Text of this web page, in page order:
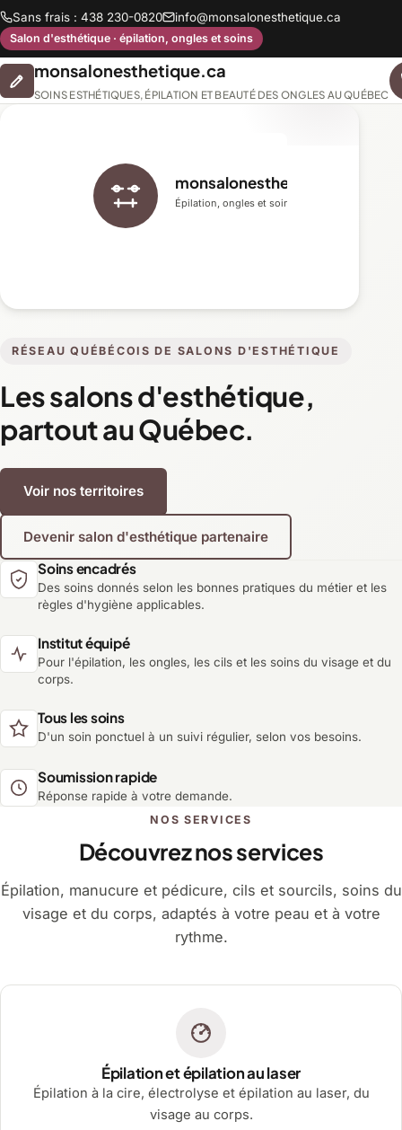
Sans frais : 438 230-0820 info@monsalonesthetique.ca
Salon d'esthétique · épilation, ongles et soins
monsalonesthetique.ca
SOINS ESTHÉTIQUES, ÉPILATION ET BEAUTÉ DES ONGLES AU QUÉBEC
RÉSEAU QUÉBÉCOIS DE SALONS D'ESTHÉTIQUE
Les salons d'esthétique,
partout au Québec.
Voir nos territoires
Devenir salon d'esthétique partenaire
monsalonesthetique.ca
Épilation, ongles et soins du visage
Soins encadrés
Des soins donnés selon les bonnes pratiques du métier et les
règles d'hygiène applicables.
Institut équipé
Pour l'épilation, les ongles, les cils et les soins du visage et du
corps.
Tous les soins
D'un soin ponctuel à un suivi régulier, selon vos besoins.
Soumission rapide
Réponse rapide à votre demande.
NOS SERVICES
Découvrez nos services
Épilation, manucure et pédicure, cils et sourcils, soins du
visage et du corps, adaptés à votre peau et à votre
rythme.
Épilation et épilation au laser
Épilation à la cire, électrolyse et épilation au laser, du
visage au corps.